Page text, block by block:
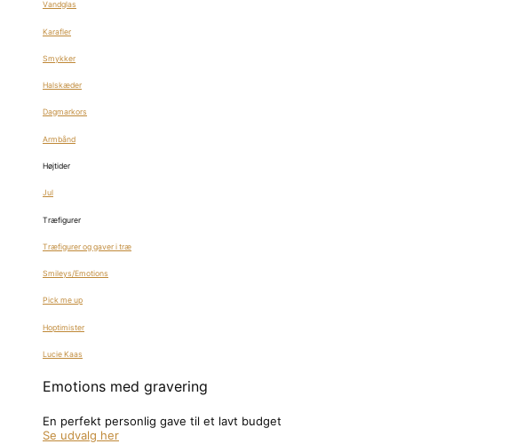
Vandglas
Karafler
Smykker
Halskæder
Dagmarkors
Armbånd
Højtider
Jul
Træfigurer
Træfigurer og gaver i træ
Smileys/Emotions
Pick me up
Hoptimister
Lucie Kaas
Emotions med gravering
En perfekt personlig gave til et lavt budget
Se udvalg her